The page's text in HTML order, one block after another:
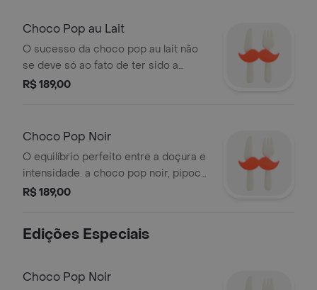
cidade de são paulo e localidades
atendidas na grande são paulo,
conforme indicado na finalização do
pedido.
Choco Pop au Lait
O sucesso da choco pop au lait não
se deve só ao fato de ter sido a
primeira pipoca de chocolate do
caramelizadas e cobertas com
chocolate ao leite.
R$ 189,00
Choco Pop Noir
O equilíbrio perfeito entre a doçura e
intensidade. a choco pop noir, pipoca
caramelizada e coberta com o
mais intenso até mesmo para os
R$ 189,00
Edições Especiais
Choco Pop Noir